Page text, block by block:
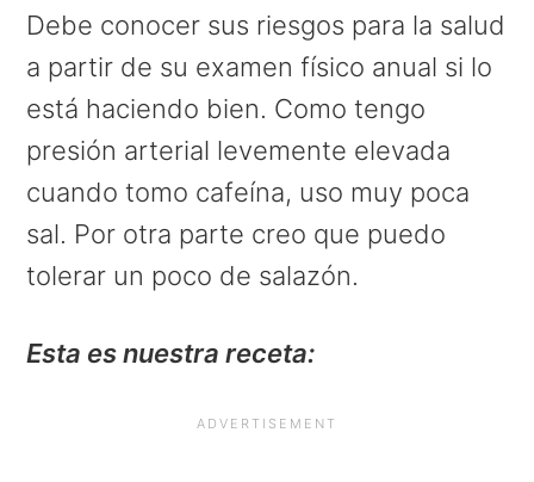
Debe conocer sus riesgos para la salud
a partir de su examen físico anual si lo
está haciendo bien. Como tengo
presión arterial levemente elevada
cuando tomo cafeína, uso muy poca
sal. Por otra parte creo que puedo
tolerar un poco de salazón.
Esta es nuestra receta: